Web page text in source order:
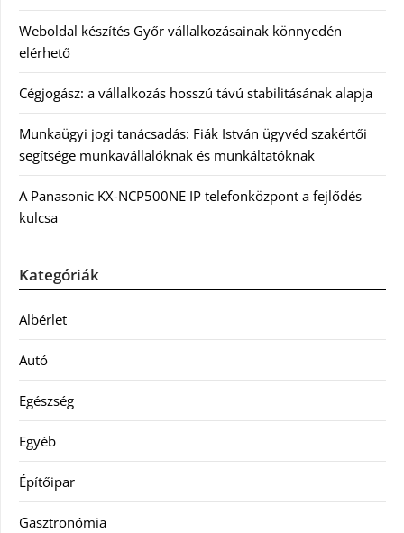
Weboldal készítés Győr vállalkozásainak könnyedén
elérhető
Cégjogász: a vállalkozás hosszú távú stabilitásának alapja
Munkaügyi jogi tanácsadás: Fiák István ügyvéd szakértői
segítsége munkavállalóknak és munkáltatóknak
A Panasonic KX-NCP500NE IP telefonközpont a fejlődés
kulcsa
Kategóriák
Albérlet
Autó
Egészség
Egyéb
Építőipar
Gasztronómia